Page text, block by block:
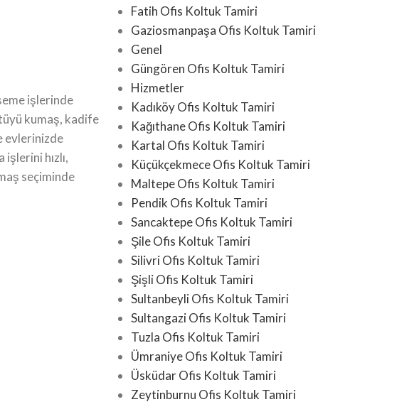
işlerinde
kumaş, kadife
evlerinizde
hızlı,
seçiminde
Fatih Ofis Koltuk Tamiri
Gaziosmanpaşa Ofis Koltuk Tamiri
Genel
Güngören Ofis Koltuk Tamiri
Hizmetler
Kadıköy Ofis Koltuk Tamiri
Kağıthane Ofis Koltuk Tamiri
Kartal Ofis Koltuk Tamiri
Küçükçekmece Ofis Koltuk Tamiri
Maltepe Ofis Koltuk Tamiri
Pendik Ofis Koltuk Tamiri
Sancaktepe Ofis Koltuk Tamiri
Şile Ofis Koltuk Tamiri
Silivri Ofis Koltuk Tamiri
Şişli Ofis Koltuk Tamiri
Sultanbeyli Ofis Koltuk Tamiri
Sultangazi Ofis Koltuk Tamiri
Tuzla Ofis Koltuk Tamiri
Ümraniye Ofis Koltuk Tamiri
Üsküdar Ofis Koltuk Tamiri
Zeytinburnu Ofis Koltuk Tamiri